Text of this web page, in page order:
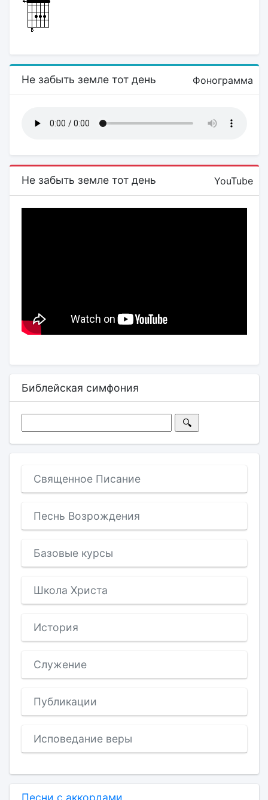
Не забыть земле тот день Фонограмма
Не забыть земле тот день YouTube
Библейская симфония
Священное Писание
Песнь Возрождения
Базовые курсы
Школа Христа
История
Служение
Публикации
Исповедание веры
Песни с аккордами